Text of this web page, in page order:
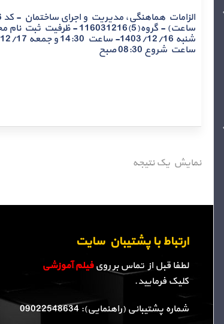
ساعت) - گروه(5)116031216 -
ساعت شروع 08:30 صبح
نمایش یک نتیجه
ارتباط با پشتیبان سایت
لطفا قبل از تماس بر رویفیلم آموزشی
کلیک فرمایید.
شماره پشتیبانی (راهنمایی): 09022548634